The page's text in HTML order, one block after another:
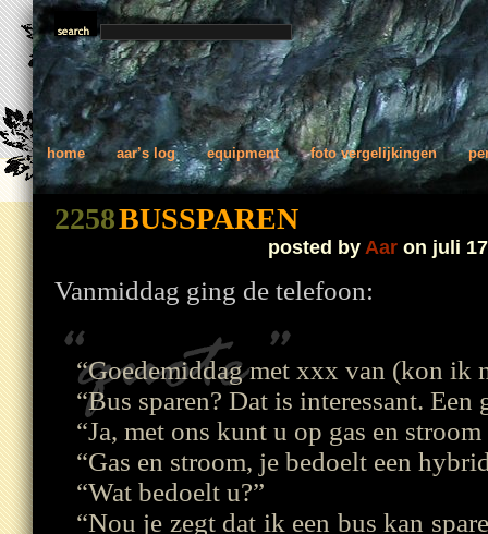
home aar’s log equipment foto vergelijkingen
2258BUSSPAREN
posted by Aaron juli
Vanmiddag ging de telefoon:
“Goedemiddag met xxx van (kon ik
“Bus sparen? Dat is interessant. Een
“Ja, met ons kunt u op gas en stroom
“Gas en stroom, je bedoelt een
“Wat bedoelt u?”
“Nou je zegt dat ik een bus kan